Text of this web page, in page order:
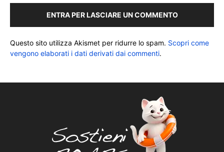
ENTRA PER LASCIARE UN COMMENTO
Questo sito utilizza Akismet per ridurre lo spam. Scopri come
vengono elaborati i dati derivati dai commenti.